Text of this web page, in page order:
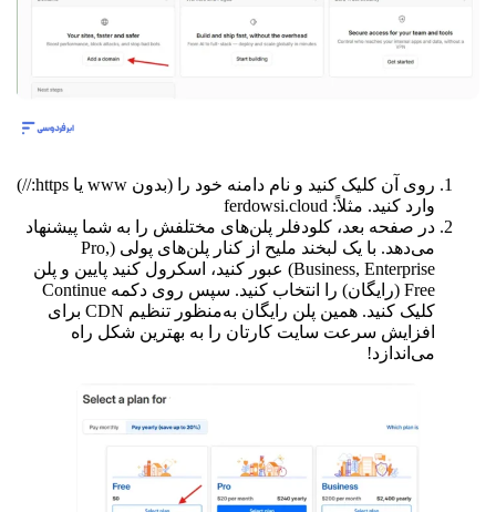
روی آن کلیک کنید و نام دامنه خود را (بدون www یا https://)
وارد کنید. مثلاً: ferdowsi.cloud
در صفحه بعد، کلودفلر پلن‌های مختلفش را به شما پیشنهاد
می‌دهد. با یک لبخند ملیح از کنار پلن‌های پولی (Pro,
Business, Enterprise) عبور کنید، اسکرول کنید پایین و پلن
Free (رایگان) را انتخاب کنید. سپس روی دکمه Continue
کلیک کنید. همین پلن رایگان به‌منظور تنظیم CDN برای
افزایش سرعت سایت کارتان را به بهترین شکل راه
می‌اندازد!